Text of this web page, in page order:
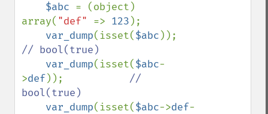
    $abc
= (object)
array( "def" => 123 );
var_dump(isset($abc
// bool(true)
var_dump(isset($abc-
>def)); //
bool(true)
var_dump(isset($abc->def-